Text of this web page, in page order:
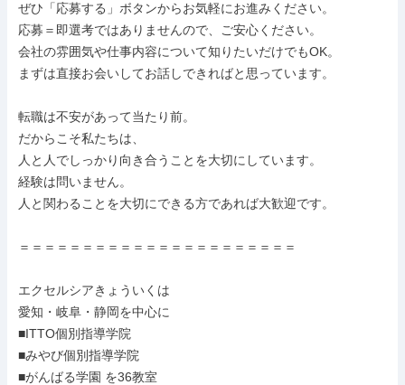
ぜひ「応募する」ボタンからお気軽にお進みください。
応募＝即選考ではありませんので、ご安心ください。
会社の雰囲気や仕事内容について知りたいだけでもOK。
まずは直接お会いしてお話しできればと思っています。
転職は不安があって当たり前。
だからこそ私たちは、
人と人でしっかり向き合うことを大切にしています。
経験は問いません。
人と関わることを大切にできる方であれば大歓迎です。
＝＝＝＝＝＝＝＝＝＝＝＝＝＝＝＝＝＝＝＝＝＝
エクセルシアきょういくは
愛知・岐阜・静岡を中心に
■ITTO個別指導学院
■みやび個別指導学院
■がんばる学園 を36教室